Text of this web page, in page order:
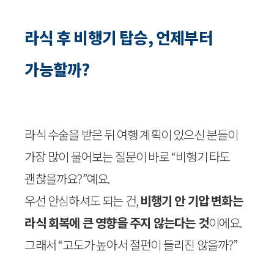
라식 후 비행기 탑승, 언제부터
가능할까?
라식 수술을 받은 뒤 여행 계획이 있으신 분들이
가장 많이 물어보는 질문이 바로 “비행기 타도
괜찮을까요?”예요.
우선 안심하셔도 되는 건,비행기 안 기압 변화는
라식 회복에 큰 영향을 주지 않는다는 것이에요.
그래서 “고도가 높아서 절편이 들리진 않을까?”